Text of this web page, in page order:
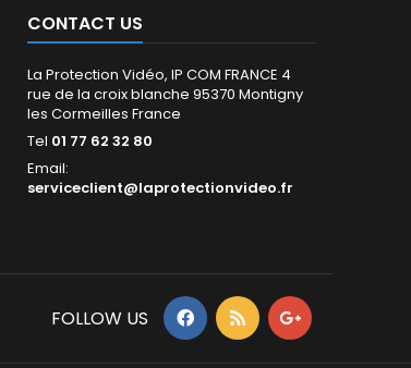
CONTACT US
La Protection Vidéo, IP COM FRANCE 4
rue de la croix blanche 95370 Montigny
les Cormeilles France
Tel 01 77 62 32 80
Email:
serviceclient@laprotectionvideo.fr
FOLLOW US